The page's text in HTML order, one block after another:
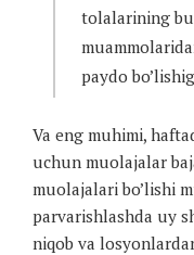
tolalarining
paydo
Va eng muhimi,
uchun muolajalar
muolajalari bo’lishi
parvarishlashda uy
niqob va